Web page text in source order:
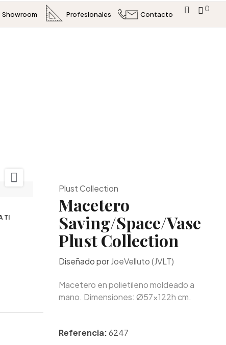
Showroom Profesionales Contacto
0

TI
Plust Collection
Macetero
Saving/Space/Vase
Plust Collection
Diseñado porJoeVelluto (JVLT)
Macetero en polietileno moldeado a
mano. Dimensiones: Ø57x122h cm.
Referencia:6247